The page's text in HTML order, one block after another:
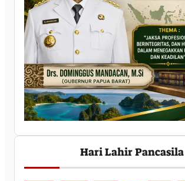
Hari Lahir Pancasila